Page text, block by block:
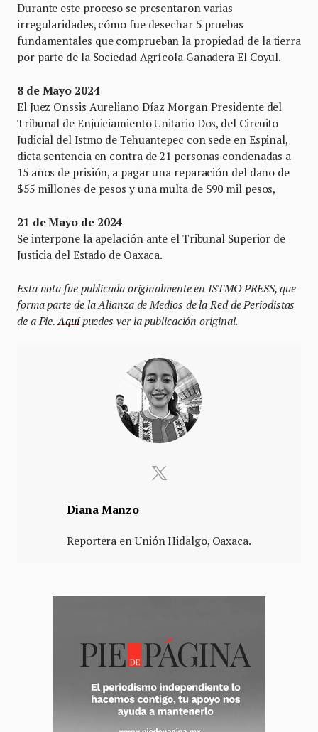
Durante este proceso se presentaron varias
irregularidades, cómo fue desechar 5 pruebas
fundamentales que comprueban la propiedad de la tierra
por parte de la Sociedad Agrícola Ganadera El Coyul.
8 de Mayo 2024
El Juez Onssis Aureliano Díaz Morgan Presidente del
Tribunal de Enjuiciamiento Unitario Dos, del Circuito
Judicial del Istmo de Tehuantepec con sede en Espinal,
dicta sentencia en contra de 21 personas condenadas a
15 años de prisión, a pagar una reparación del daño de
$55 millones de pesos y una multa de $90 mil pesos,
21 de Mayo de 2024
Se interpone la apelación ante el Tribunal Superior de
Justicia del Estado de Oaxaca.
Esta nota fue publicada originalmente en ISTMO PRESS, que
forma parte de la Alianza de Medios de la Red de Periodistas
de a Pie.Aquípuedes ver la publicación original.
Diana Manzo
Reportera en Unión Hidalgo, Oaxaca.